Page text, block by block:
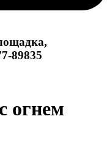
89835
огнем